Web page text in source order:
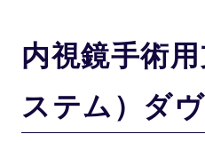
内視鏡手術
ステム）ダ